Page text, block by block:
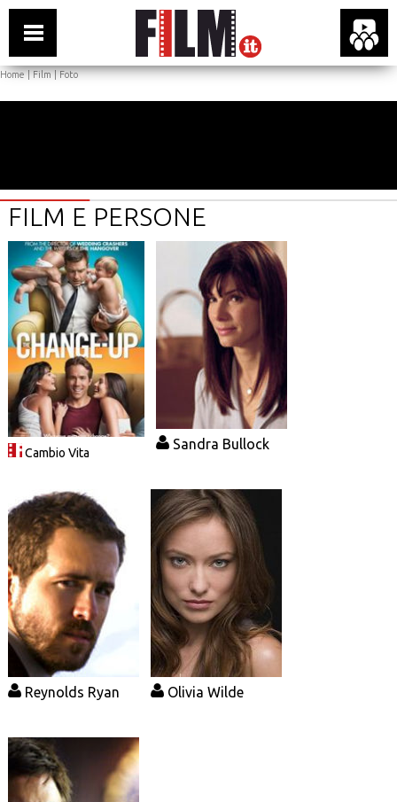
Home|Film|Foto
FILM E PERSONE
Cambio Vita
Sandra Bullock
Reynolds Ryan Olivia Wilde